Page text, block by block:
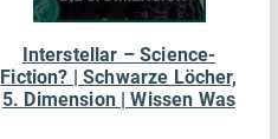
Interstellar – Science-
Fiction? | Schwarze Löcher,
5. Dimension | Wissen Was